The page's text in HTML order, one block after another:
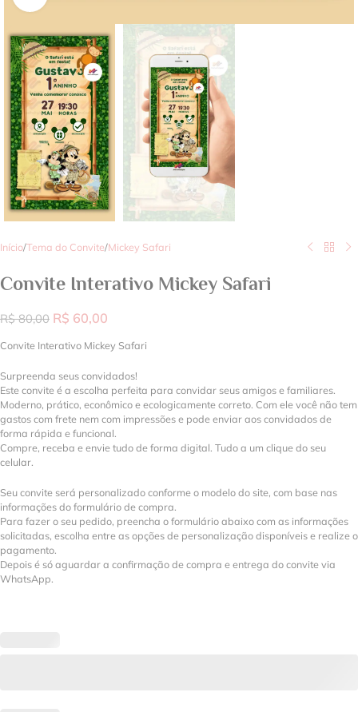
Início/Tema do Convite/Mickey Safari
Convite Interativo Mickey Safari
R$80,00 R$ 60,00
Convite Interativo Mickey Safari
Surpreenda seus convidados!
Este convite é a escolha perfeita para convidar seus amigos e familiares.
Moderno, prático, econômico e ecologicamente correto. Com ele você não tem
gastos com frete nem com impressões e pode enviar aos convidados de
forma rápida e funcional.
Compre, receba e envie tudo de forma digital. Tudo a um clique do seu
celular.
Seu convite será personalizado conforme o modelo do site, com base nas
informações do formulário de compra.
Para fazer o seu pedido, preencha o formulário abaixo com as informações
solicitadas, escolha entre as opções de personalização disponíveis e realize o
pagamento.
Depois é só aguardar a confirmação de compra e entrega do convite via
WhatsApp.